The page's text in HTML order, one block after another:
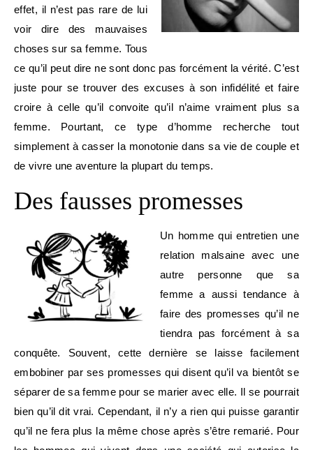
effet, il n’est pas rare de lui
voir dire des mauvaises
choses sur sa femme. Tous
ce qu’il peut dire ne sont donc pas forcément la vérité. C’est
juste pour se trouver des excuses à son infidélité et faire
croire à celle qu’il convoite qu’il n’aime vraiment plus sa
femme. Pourtant, ce type d’homme recherche tout
simplement à casser la monotonie dans sa vie de couple et
de vivre une aventure la plupart du temps.
Des fausses promesses
Un homme qui entretien une
relation malsaine avec une
autre personne que sa
femme a aussi tendance à
faire des promesses qu’il ne
tiendra pas forcément à sa
conquête. Souvent, cette dernière se laisse facilement
embobiner par ses promesses qui disent qu’il va bientôt se
séparer de sa femme pour se marier avec elle. Il se pourrait
bien qu’il dit vrai. Cependant, il n’y a rien qui puisse garantir
qu’il ne fera plus la même chose après s’être remarié. Pour